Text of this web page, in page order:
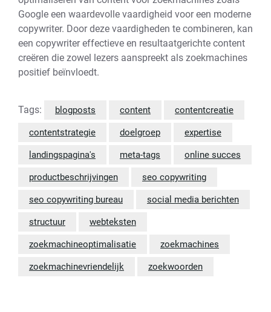
Google een waardevolle vaardigheid voor een moderne
copywriter. Door deze vaardigheden te combineren, kan
een copywriter effectieve en resultaatgerichte content
creëren die zowel lezers aanspreekt als zoekmachines
positief beïnvloedt.
Tags: blogposts content contentcreatie
contentstrategie doelgroep expertise
landingspagina's meta-tags online succes
productbeschrijvingen seo copywriting
seo copywriting bureau social media berichten
structuur webteksten
zoekmachineoptimalisatie zoekmachines
zoekmachinevriendelijk zoekwoorden